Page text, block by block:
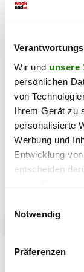
Wir und unsere
persönlichen
von
Ihrem Gerät zu
personalisierte
Werbung und
Entwicklung
entscheiden
nutzt. Sie
Trigger Symbol
Notwendig
Präferenzen
roten Bikini zeigt
genießt
Simone mit